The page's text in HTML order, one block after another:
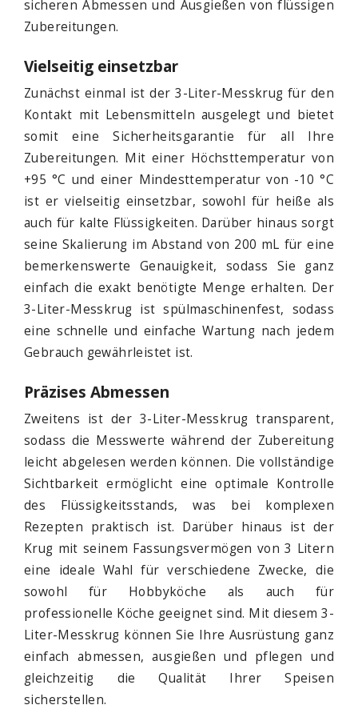
sicheren Abmessen und Ausgießen von flüssigen
Zubereitungen.
Vielseitig einsetzbar
Zunächst einmal ist der 3-Liter-Messkrug für den
Kontakt mit Lebensmitteln ausgelegt und bietet
somit eine Sicherheitsgarantie für all Ihre
Zubereitungen. Mit einer Höchsttemperatur von
+95 °C und einer Mindesttemperatur von -10 °C
ist er vielseitig einsetzbar, sowohl für heiße als
auch für kalte Flüssigkeiten. Darüber hinaus sorgt
seine Skalierung im Abstand von 200 mL für eine
bemerkenswerte Genauigkeit, sodass Sie ganz
einfach die exakt benötigte Menge erhalten. Der
3-Liter-Messkrug ist spülmaschinenfest, sodass
eine schnelle und einfache Wartung nach jedem
Gebrauch gewährleistet ist.
Präzises Abmessen
Zweitens ist der 3-Liter-Messkrug transparent,
sodass die Messwerte während der Zubereitung
leicht abgelesen werden können. Die vollständige
Sichtbarkeit ermöglicht eine optimale Kontrolle
des Flüssigkeitsstands, was bei komplexen
Rezepten praktisch ist. Darüber hinaus ist der
Krug mit seinem Fassungsvermögen von 3 Litern
eine ideale Wahl für verschiedene Zwecke, die
sowohl für Hobbyköche als auch für
professionelle Köche geeignet sind. Mit diesem 3-
Liter-Messkrug können Sie Ihre Ausrüstung ganz
einfach abmessen, ausgießen und pflegen und
gleichzeitig die Qualität Ihrer Speisen
sicherstellen.